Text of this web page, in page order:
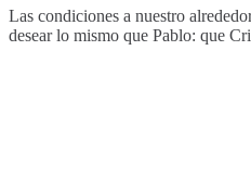
Las condiciones a nuestro
desear lo mismo que Pablo: que